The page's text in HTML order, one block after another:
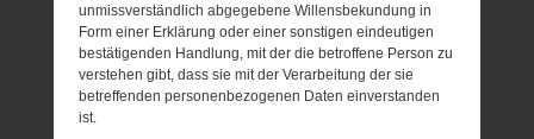
unmissverständlich abgegebene Willensbekundung in
Form einer Erklärung oder einer sonstigen eindeutigen
bestätigenden Handlung, mit der die betroffene Person zu
verstehen gibt, dass sie mit der Verarbeitung der sie
betreffenden personenbezogenen Daten einverstanden
ist.